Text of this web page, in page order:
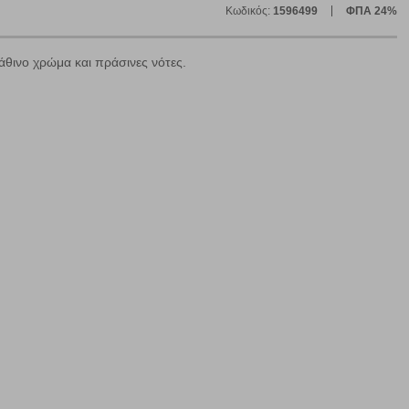
Κωδικός: 1596499 ΦΠΑ 24%
χρώμα και πράσινες νότες.
σας, οι οποίες είναι μη εξατομικευμένες και σπάνια
μέσω του προγράμματος περιήγησης εγκαθίστανται στον
να επιλέξετε τις λοιπές κατηγορίες κάνοντας κλικ στο
μπορεί να επηρεάσει την εμπειρία της περιήγησής
ορισθούν από εμάς ή /και από τρίτους παρόχους, των
ενδέχεται να μην λειτουργούν σωστά.